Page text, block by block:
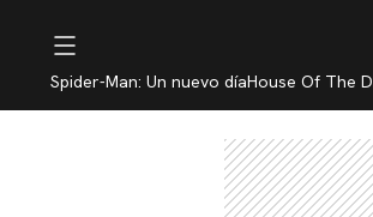
Spider-Man: Un nuevo díaHouse Of The